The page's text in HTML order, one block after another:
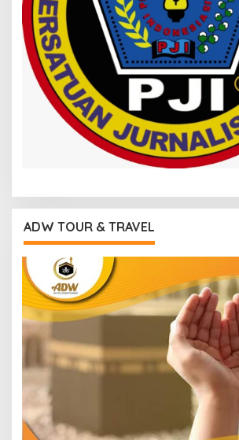
ADW TOUR & TRAVEL